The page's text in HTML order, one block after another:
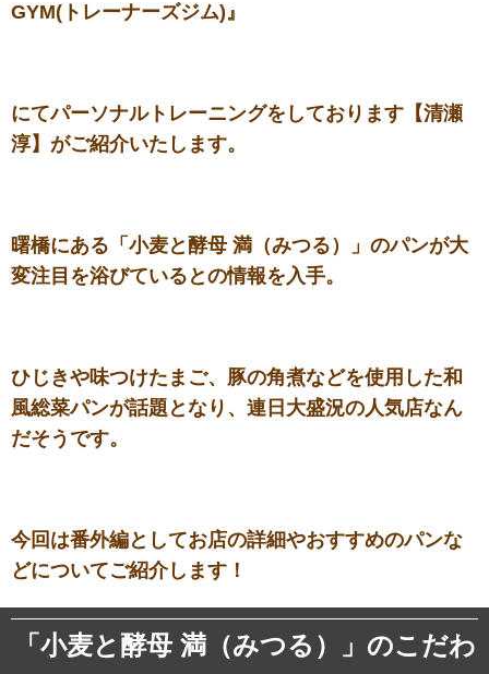
GYM(トレーナーズジム)』
にてパーソナルトレーニングをしております【清瀬
淳】がご紹介いたします。
曙橋にある「小麦と酵母 満（みつる）」のパンが大
変注目を浴びているとの情報を入手。
ひじきや味つけたまご、豚の角煮などを使用した和
風総菜パンが話題となり、連日大盛況の人気店なん
だそうです。
今回は番外編としてお店の詳細やおすすめのパンな
どについてご紹介します！
「小麦と酵母 満（みつる）」のこだわ